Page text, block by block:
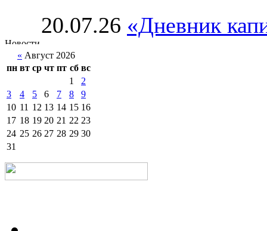
20.07.26 «Дневник
« Август 2026
пн вт ср чт пт сб вс
1
2
3
4 5 6 7 8
9
10 11 12 13 14 15 16
17 18 19 20 21 22 23
24 25 26 27 28 29 30
31